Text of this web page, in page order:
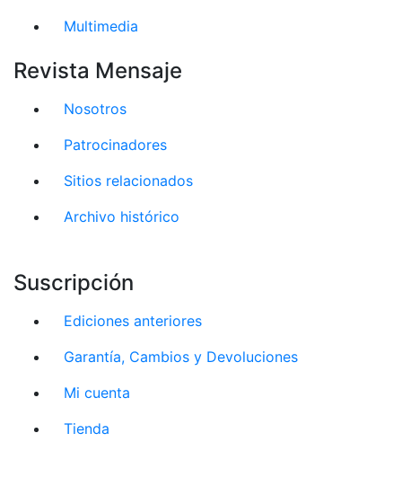
Multimedia
Revista Mensaje
Nosotros
Patrocinadores
Sitios relacionados
Archivo histórico
Suscripción
Ediciones anteriores
Garantía, Cambios y Devoluciones
Mi cuenta
Tienda